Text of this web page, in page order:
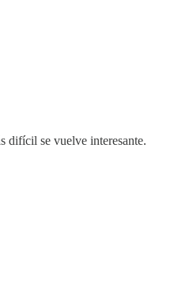
difícil se vuelve interesante.